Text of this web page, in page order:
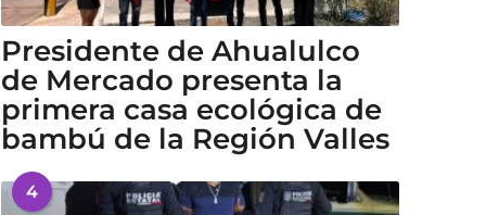
Presidente de Ahualulco
de Mercado presenta la
primera casa ecológica de
bambú de la Región Valles
4